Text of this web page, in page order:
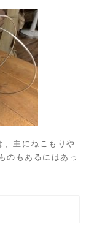
、主にねこもりや
のもあるにはあっ